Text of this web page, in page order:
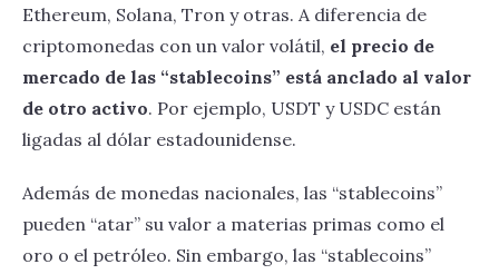
Ethereum, Solana, Tron y otras. A diferencia de
criptomonedas con un valor volátil, el precio de
mercado de las “stablecoins” está anclado al valor
de otro activo. Por ejemplo, USDT y USDC están
ligadas al dólar estadounidense.
Además de monedas nacionales, las “stablecoins”
pueden “atar” su valor a materias primas como el
oro o el petróleo. Sin embargo, las “stablecoins”